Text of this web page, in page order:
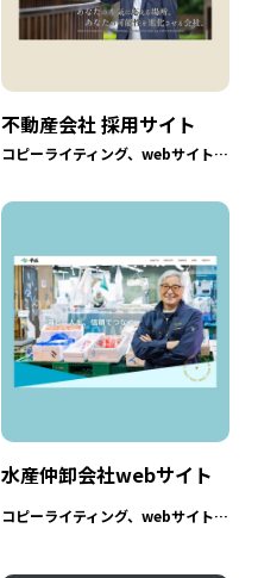
不動産会社 採用サイト
コピーライティング、webサイト、撮影
水産仲卸会社webサイト
コピーライティング、webサイト、撮影